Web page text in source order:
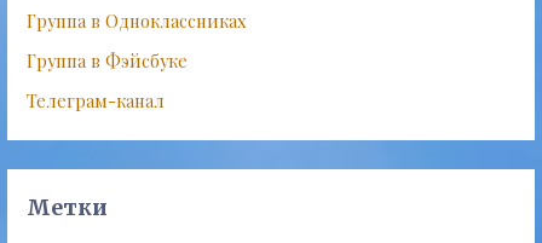
Группа в Одноклассниках
Группа в Фэйсбуке
Телеграм-канал
Метки